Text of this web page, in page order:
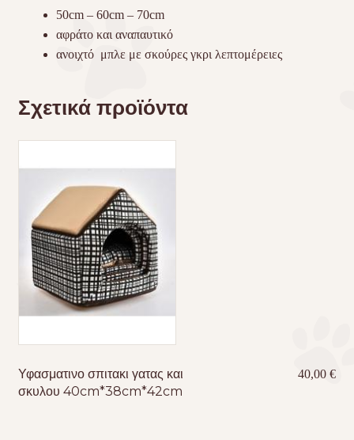
50cm – 60cm – 70cm
αφράτο και αναπαυτικό
ανοιχτό μπλε με σκούρες γκρι λεπτομέρειες
Σχετικά προϊόντα
Υφασματινο σπιτακι γατας και
σκυλου 40cm*38cm*42cm
40,00€